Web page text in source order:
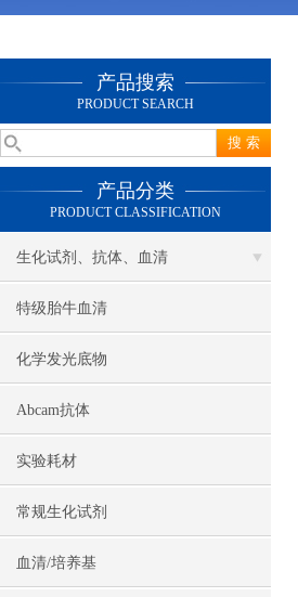
产品搜索
PRODUCT SEARCH
产品分类
PRODUCT CLASSIFICATION
生化试剂、抗体、血清
特级胎牛血清
化学发光底物
Abcam抗体
实验耗材
常规生化试剂
血清/培养基